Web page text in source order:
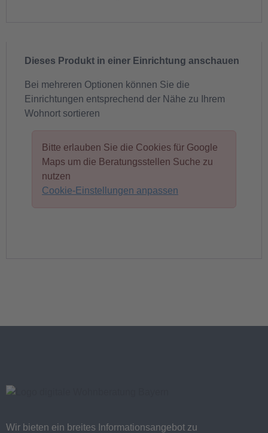
Dieses Produkt in einer Einrichtung anschauen
Bei mehreren Optionen können Sie die
Einrichtungen entsprechend der Nähe zu Ihrem
Wohnort sortieren
Bitte erlauben Sie die Cookies für Google
Maps um die Beratungsstellen Suche zu
nutzen
Cookie-Einstellungen anpassen
Wir bieten ein breites Informationsangebot zu